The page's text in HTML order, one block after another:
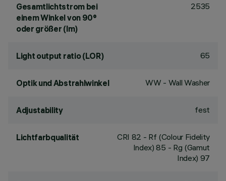
Gesamtlichtstrom bei
einem Winkel von 90°
oder größer (lm)
2535
Light output ratio (LOR) 65
Optik und Abstrahlwinkel WW - Wall Washer
Adjustability fest
Lichtfarbqualität CRI 82 - Rf (Colour Fidelity
Index) 85 - Rg (Gamut
Index) 97